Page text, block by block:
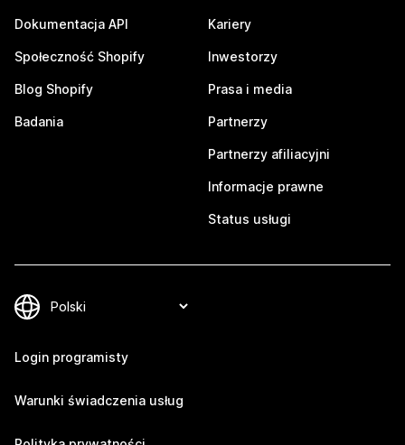
Dokumentacja API
Społeczność Shopify
Blog Shopify
Badania
Kariery
Inwestorzy
Prasa i media
Partnerzy
Partnerzy afiliacyjni
Informacje prawne
Status usługi
Login programisty
Warunki świadczenia usług